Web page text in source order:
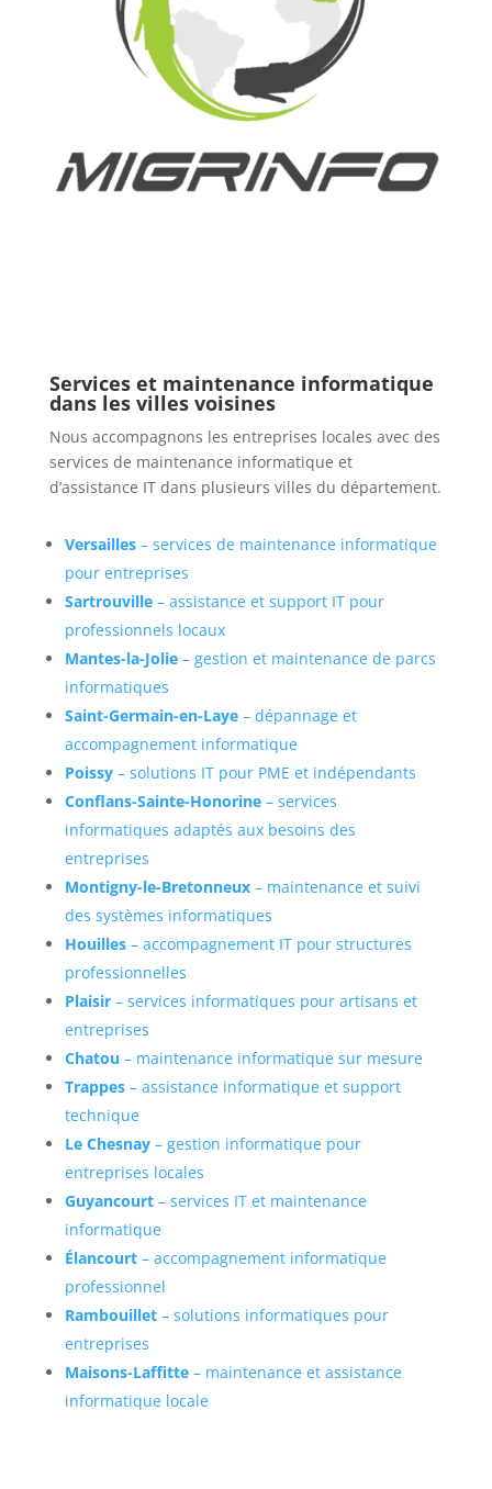
Services et maintenance informatique
dans les villes voisines
Nous accompagnons les entreprises locales avec des
services de maintenance informatique et
d’assistance IT dans plusieurs villes du département.
Versailles– services de maintenance informatique
pour entreprises
Sartrouville – assistance et support IT pour
professionnels locaux
Mantes-la-Jolie– gestion et maintenance de parcs
informatiques
Saint-Germain-en-Laye– dépannage et
accompagnement informatique
Poissy – solutions IT pour PME et indépendants
Conflans-Sainte-Honorine– services
informatiques adaptés aux besoins des
entreprises
Montigny-le-Bretonneux– maintenance et suivi
des systèmes informatiques
Houilles – accompagnement IT pour structures
professionnelles
Plaisir– services informatiques pour artisans et
entreprises
Chatou – maintenance informatique sur mesure
Trappes– assistance informatique et support
technique
Le Chesnay– gestion informatique pour
entreprises locales
Guyancourt– services IT et maintenance
informatique
Élancourt– accompagnement informatique
professionnel
Rambouillet– solutions informatiques pour
entreprises
Maisons-Laffitte– maintenance et assistance
informatique locale